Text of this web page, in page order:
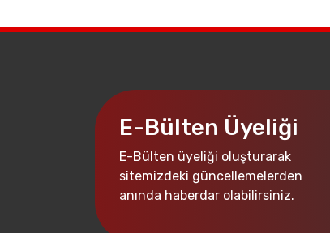
E-Bülten Üyeliği
E-Bülten üyeliği oluşturarak
sitemizdeki güncellemelerden
anında haberdar olabilirsiniz.